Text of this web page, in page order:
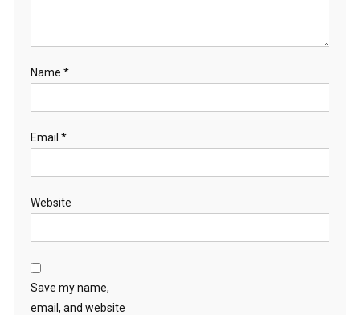
Name *
Email *
Website
Save my name,
email, and website